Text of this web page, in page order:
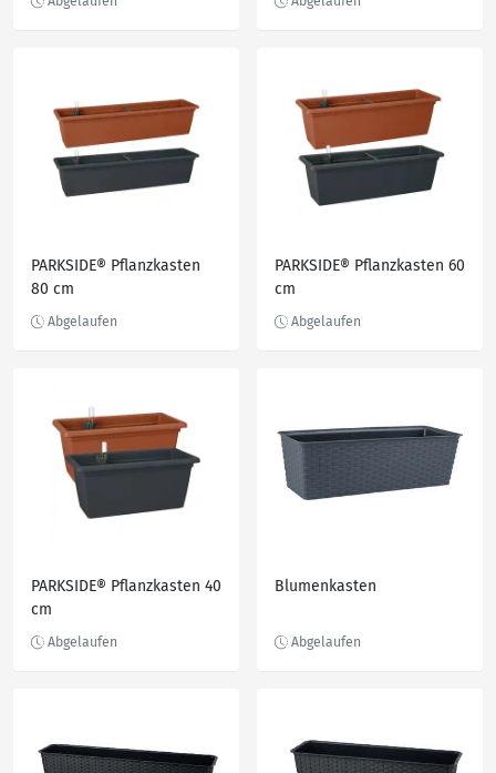
PARKSIDE® Pflanzkasten
80 cm
PARKSIDE® Pflanzkasten 60
cm
PARKSIDE® Pflanzkasten 40
cm
Blumenkasten